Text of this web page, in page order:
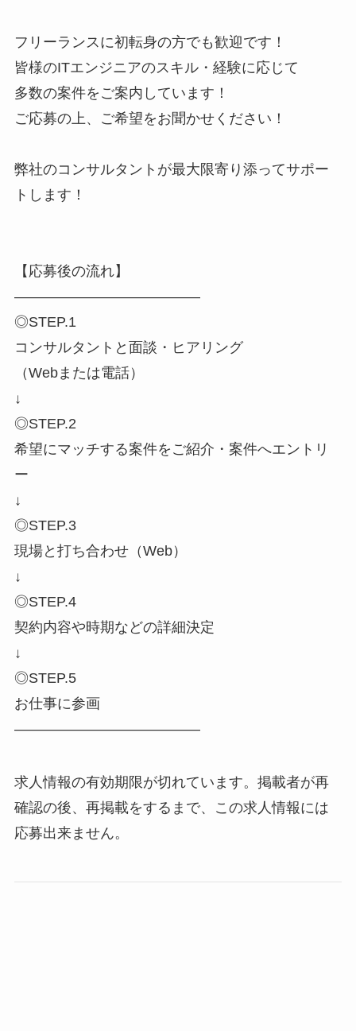
フリーランスに初転身の方でも歓迎です！
皆様のITエンジニアのスキル・経験に応じて
多数の案件をご案内しています！
ご応募の上、ご希望をお聞かせください！
弊社のコンサルタントが最大限寄り添ってサポー
トします！
【応募後の流れ】
―――――――――――――
◎STEP.1
コンサルタントと面談・ヒアリング
（Webまたは電話）
↓
◎STEP.2
希望にマッチする案件をご紹介・案件へエントリ
ー
↓
◎STEP.3
現場と打ち合わせ（Web）
↓
◎STEP.4
契約内容や時期などの詳細決定
↓
◎STEP.5
お仕事に参画
―――――――――――――
求人情報の有効期限が切れています。掲載者が再
確認の後、再掲載をするまで、この求人情報には
応募出来ません。